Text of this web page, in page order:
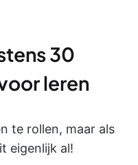
30
leren
te rollen, maar als
eigenlijk al!